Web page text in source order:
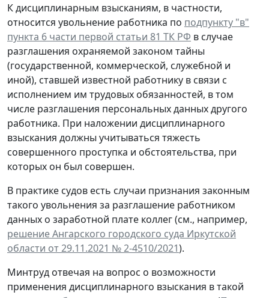
К дисциплинарным взысканиям, в частности,
относится увольнение работника по подпункту "в"
пункта 6 части первой статьи 81 ТК РФ в случае
разглашения охраняемой законом тайны
(государственной, коммерческой, служебной и
иной), ставшей известной работнику в связи с
исполнением им трудовых обязанностей, в том
числе разглашения персональных данных другого
работника. При наложении дисциплинарного
взыскания должны учитываться тяжесть
совершенного проступка и обстоятельства, при
которых он был совершен.
В практике судов есть случаи признания законным
такого увольнения за разглашение работником
данных о заработной плате коллег (см., например,
решение Ангарского городского суда Иркутской
области от 29.11.2021 № 2-4510/2021).
Минтруд отвечая на вопрос о возможности
применения дисциплинарного взыскания в такой